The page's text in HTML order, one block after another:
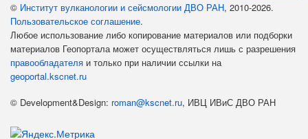
© Институт вулканологии и сейсмологии ДВО РАН, 2010-2026.
Пользовательское соглашение.
Любое использование либо копирование материалов или подборки
материалов Геопортала может осуществляться лишь с разрешения
правообладателя и только при наличии ссылки на
geoportal.kscnet.ru
© Development&Design: roman@kscnet.ru, ИВЦ ИВиС ДВО РАН